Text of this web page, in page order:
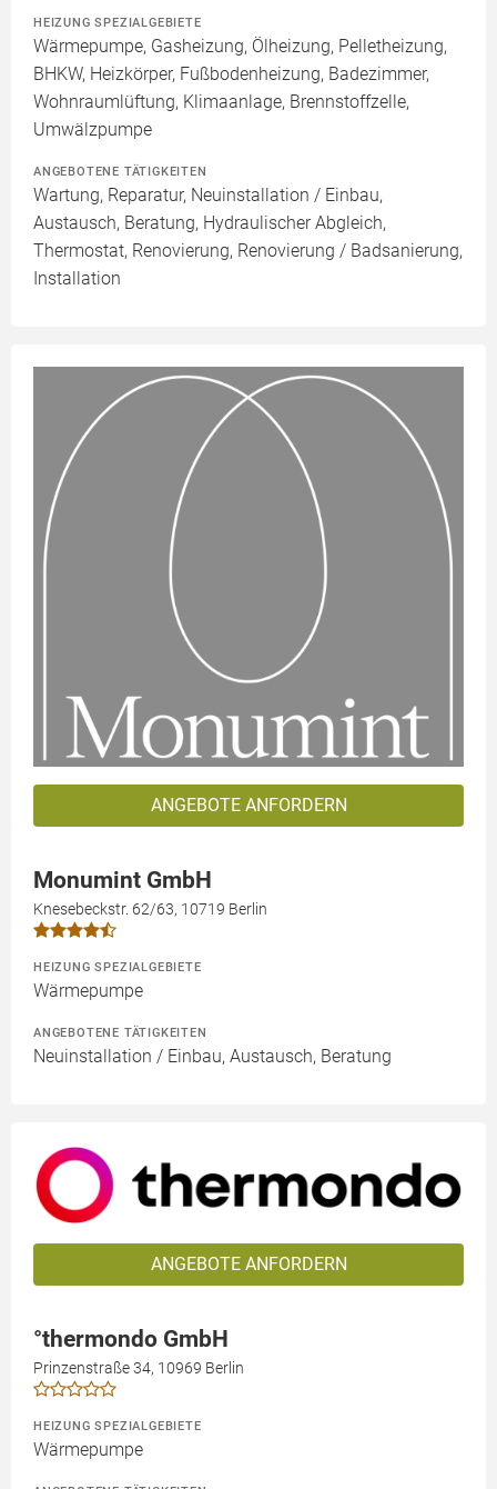
HEIZUNG SPEZIALGEBIETE
Wärmepumpe, Gasheizung, Ölheizung, Pelletheizung,
BHKW, Heizkörper, Fußbodenheizung, Badezimmer,
Wohnraumlüftung, Klimaanlage, Brennstoffzelle,
Umwälzpumpe
ANGEBOTENE TÄTIGKEITEN
Wartung, Reparatur, Neuinstallation / Einbau,
Austausch, Beratung, Hydraulischer Abgleich,
Thermostat, Renovierung, Renovierung / Badsanierung,
Installation
ANGEBOTE ANFORDERN
Monumint GmbH
Knesebeckstr. 62/63, 10719 Berlin
HEIZUNG SPEZIALGEBIETE
Wärmepumpe
ANGEBOTENE TÄTIGKEITEN
Neuinstallation / Einbau, Austausch, Beratung
ANGEBOTE ANFORDERN
°thermondo GmbH
Prinzenstraße 34, 10969 Berlin
HEIZUNG SPEZIALGEBIETE
Wärmepumpe